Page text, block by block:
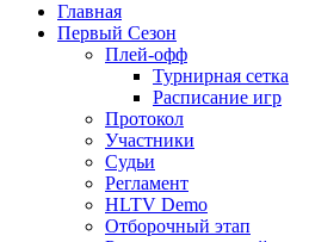
Главная
Первый Сезон
Плей-офф
Турнирная сетка
Расписание игр
Протокол
Участники
Судьи
Регламент
HLTV Demo
Отборочный этап